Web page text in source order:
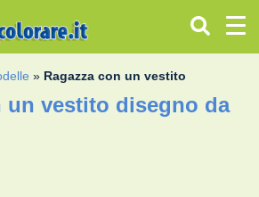
» Ragazza con un vestito
un vestito disegno da